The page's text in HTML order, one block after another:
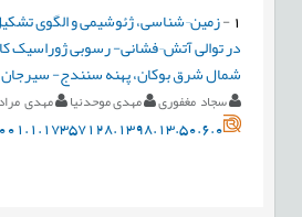
-زمین¬شناسی، ژئوشیمی و الگوی
در توالی آتش¬فشانی- رسوبی ژوراسیک
شمال شرق بوکان، پهنه سنندج- سیرجان
سجاد مغفوری مهدی موحدنیا مهدی